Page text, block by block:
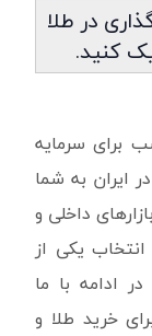
در طلا
کنید.
برای سرمایه
ایران به شما
داخلی و
یکی از
ادامه با ما
خرید طلا و